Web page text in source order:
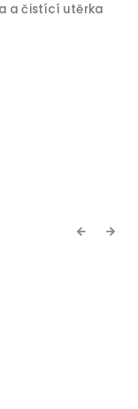
a čistící utěrka
Previous
Next